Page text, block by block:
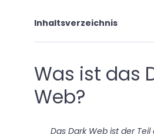
Inhaltsverzeichnis
Was ist das
Web?
Das Dark Web ist der